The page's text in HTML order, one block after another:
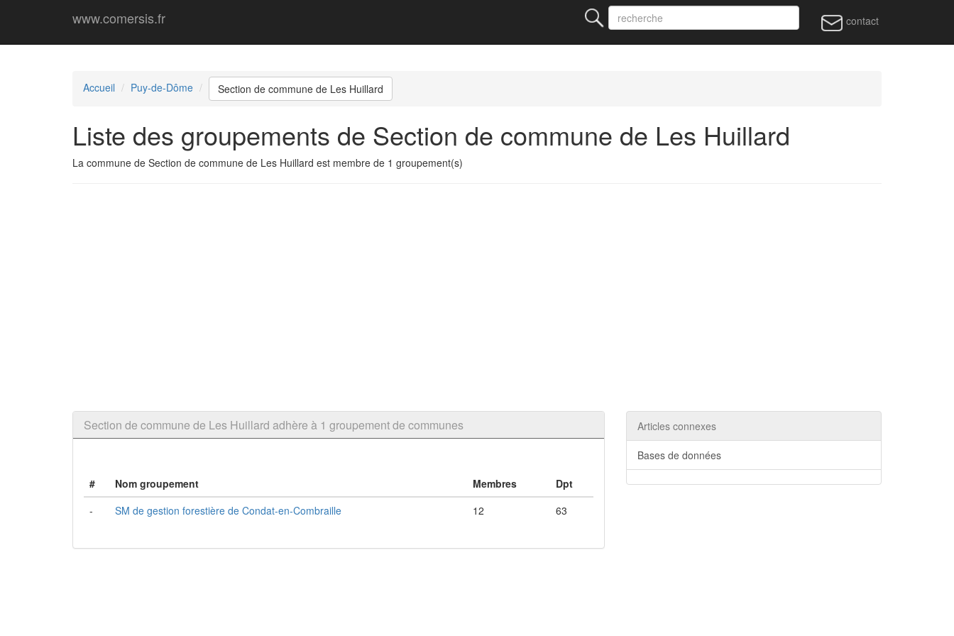
www.comersis.fr contact
Accueil Puy-de-Dôme Section de commune de Les Huillard
Liste des groupements de Section de commune de Les Huillard
La commune de Section de commune de Les Huillard est membre de 1 groupement(s)
Section de commune de Les Huillard adhère à 1 groupement de communes
# Nom groupement Membres
Dpt
-
SM de gestion forestière de Condat-en-Combraille 12 63
Articles connexes
Bases de données